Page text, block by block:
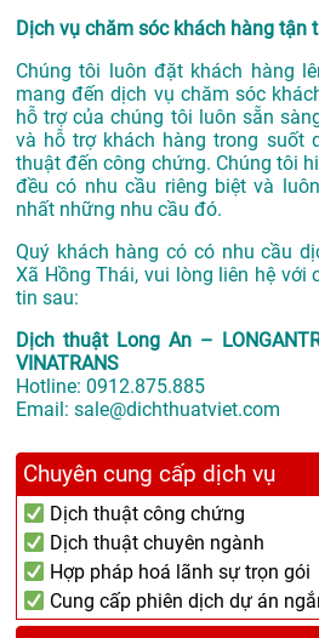
Dịch vụ chăm sóc khách hàng tận
Chúng tôi luôn đặt khách hàng
mang đến dịch vụ chăm sóc
hỗ trợ của chúng tôi luôn sẵn
và hỗ trợ khách hàng trong suốt
thuật đến công chứng. Chúng tôi
đều có nhu cầu riêng biệt và
nhất những nhu cầu đó.
Quý khách hàng có có nhu cầu
Xã Hồng Thái, vui lòng liên hệ với
tin sau:
Dịch thuật Long An –
VINATRANS
Hotline: 0912.875.885
Email: sale@dichthuatviet.com
Chuyên cung cấp dịch vụ
Dịch thuật công chứng
Dịch thuật chuyên ngành
Hợp pháp hoá lãnh sự trọn gói
Cung cấp phiên dịch dự án